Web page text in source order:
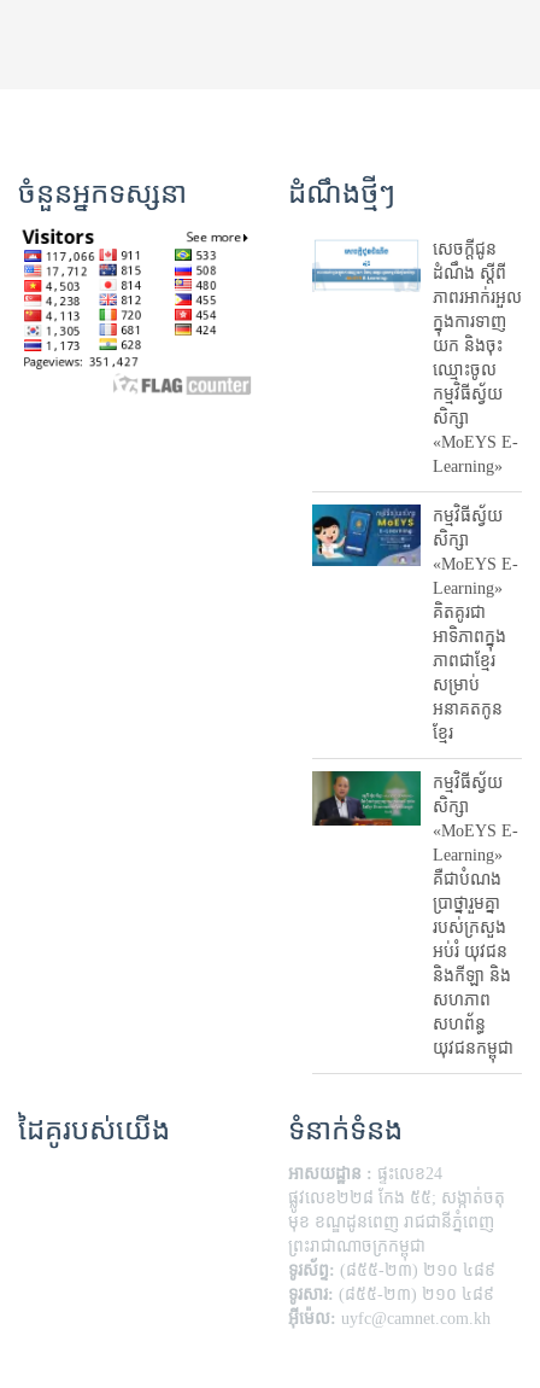
ចំនួនអ្នកទស្សនា ដំណឹងថ្មីៗ
សេចក្តីជូន
ដំណឹង ស្តី​ពី
ភាព​រអាក់រអួល​
ក្នុងការ​ទាញ​
យក និង​ចុះ​
ឈ្មោះ​ចូល​
កម្មវិធី​ស្វ័យ
សិក្សា
«MoEYS E-
Learning»
កម្មវិធីស្វ័យ
សិក្សា
«MoEYS E-
Learning»
គិតគូរជា
អាទិភាពក្នុង
ភាពជាខ្មែរ
សម្រាប់
អនាគតកូន
ខ្មែរ
កម្មវិធីស្វ័យ
សិក្សា
«MoEYS E-
Learning»
គឺជាបំណង
ប្រាថ្នារួមគ្នា
របស់ក្រសួង
អប់រំ​ យុវជន
និងកីឡា និង
សហភាព
សហព័ន្ធ
យុវជនកម្ពុជា
ដៃគូរបស់យើង ទំនាក់ទំនង
អាសយដ្ឋាន : ផ្ទះលេខ24
ផ្លូវលេខ២២៨ កែង ៥៥; សង្កាត់ចតុ
មុខ ខណ្ឌដូនពេញ រាជជានីភ្នំពេញ
ព្រះរាជាណាចក្រកម្ពុជា
ទូរស័ព្ទ: (៨៥៥-២៣) ២១០ ៤៨៩
ទូរសារ: (៨៥៥-២៣) ២១០ ៤៨៩
អ៊ីម៉េល: uyfc@camnet.com.kh